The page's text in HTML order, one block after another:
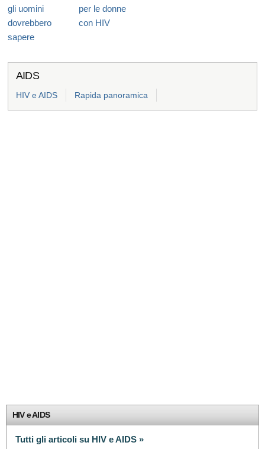
gli uomini
dovrebbero
sapere
per le donne
con HIV
AIDS
HIV e AIDS Rapida panoramica
HIV e AIDS
Tutti gli articoli su HIV e AIDS »